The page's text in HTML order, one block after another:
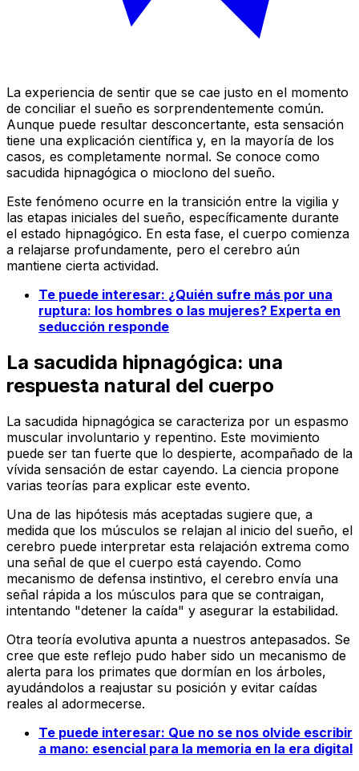
La experiencia de sentir que se cae justo en el momento
de conciliar el sueño es sorprendentemente común.
Aunque puede resultar desconcertante, esta sensación
tiene una explicación científica y, en la mayoría de los
casos, es completamente normal. Se conoce como
sacudida hipnagógica o mioclono del sueño.
Este fenómeno ocurre en la transición entre la vigilia y
las etapas iniciales del sueño, específicamente durante
el estado hipnagógico. En esta fase, el cuerpo comienza
a relajarse profundamente, pero el cerebro aún
mantiene cierta actividad.
Te puede interesar: ¿Quién sufre más por una
ruptura: los hombres o las mujeres? Experta en
seducción responde
La sacudida hipnagógica: una
respuesta natural del cuerpo
La sacudida hipnagógica se caracteriza por un espasmo
muscular involuntario y repentino. Este movimiento
puede ser tan fuerte que lo despierte, acompañado de la
vívida sensación de estar cayendo. La ciencia propone
varias teorías para explicar este evento.
Una de las hipótesis más aceptadas sugiere que, a
medida que los músculos se relajan al inicio del sueño, el
cerebro puede interpretar esta relajación extrema como
una señal de que el cuerpo está cayendo. Como
mecanismo de defensa instintivo, el cerebro envía una
señal rápida a los músculos para que se contraigan,
intentando "detener la caída" y asegurar la estabilidad.
Otra teoría evolutiva apunta a nuestros antepasados. Se
cree que este reflejo pudo haber sido un mecanismo de
alerta para los primates que dormían en los árboles,
ayudándolos a reajustar su posición y evitar caídas
reales al adormecerse.
Te puede interesar: Que no se nos olvide escribir
a mano: esencial para la memoria en la era digital